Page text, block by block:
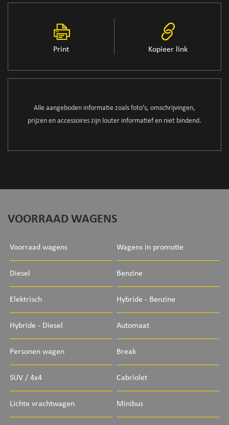
Print Kopieer link
Alle aangeboden informatie zoals foto's, omschrijvingen,
prijzen en accessoires zijn louter informatief en niet bindend.
VOORRAAD WAGENS
Voorraad wagens Wagens in promotie
Diesel Benzine
Elektrisch Hybride - Benzine
Hybride - Diesel Automaat
Personen wagen Break
SUV / 4x4 Cabriolet
Lichte vrachtwagen Minibus